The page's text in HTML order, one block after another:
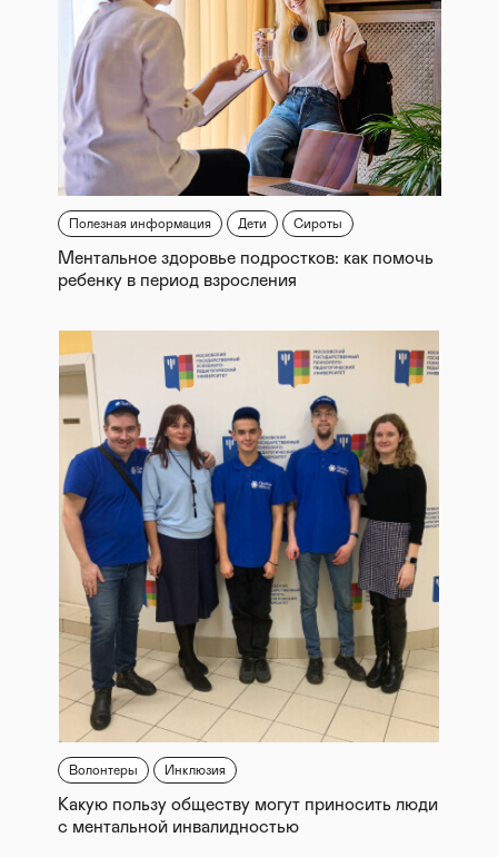
Полезная информация Дети Сироты
Ментальное здоровье подростков: как помочь
ребенку в период взросления
Волонтеры Инклюзия
Какую пользу обществу могут приносить люди
с ментальной инвалидностью